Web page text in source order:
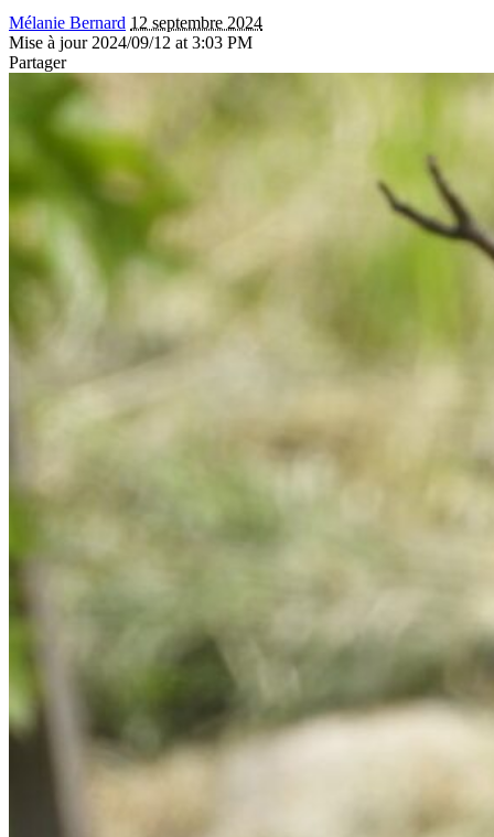
Mélanie Bernard 12 septembre 2024
Mise à jour 2024/09/12 at 3:03 PM
Partager